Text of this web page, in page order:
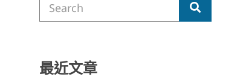
for:
最近文章